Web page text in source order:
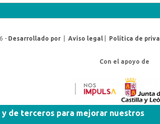
- Desarrollado por| Aviso legal Política de
Con el apoyo de
de terceros para mejorar nuestros